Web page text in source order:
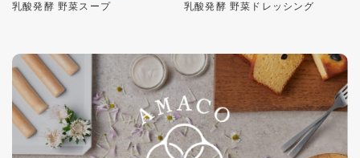
乳酸発酵 野菜スープ 乳酸発酵 野菜ドレッシング